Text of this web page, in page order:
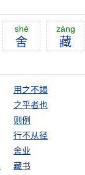
shè
舍
zàng
藏
用之不竭
之乎者也
则例
行不从径
舍业
藏书